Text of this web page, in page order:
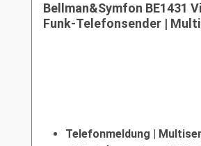
Bellman&Symfon BE1431
Funk-Telefonsender |
Telefonmeldung |